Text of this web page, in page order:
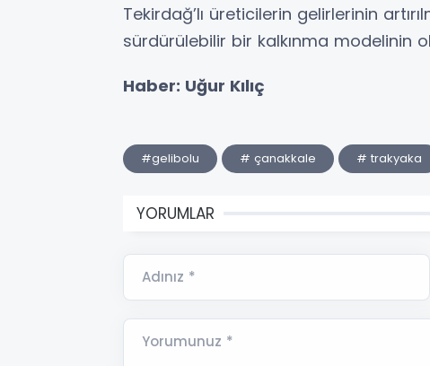
Tekirdağ’lı üreticilerin gelirlerinin
sürdürülebilir bir kalkınma modelinin
Haber: Uğur Kılıç
#gelibolu # çanakkale # trakyaka
YORUMLAR
Adınız *
Yorumunuz *